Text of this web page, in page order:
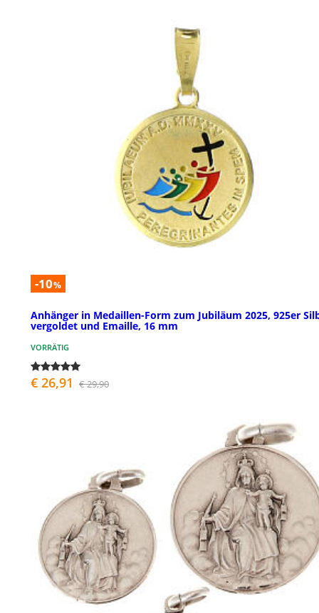
-10%
Anhänger in Medaillen-Form zum Jubiläum 2025, 925er
vergoldet und Emaille, 16 mm
VORRÄTIG
€ 26,91 € 29,90